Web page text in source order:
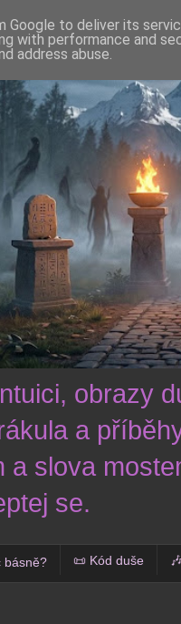
obrazy
a
a slova
se.
básně? 📜 Kód duše
Google to deliver its
with performance and
address abuse.